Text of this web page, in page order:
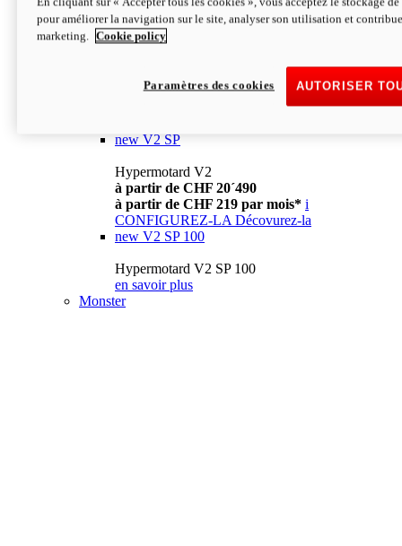
à partir de CHF 13´990 i
CONFIGUREZ-LA Décovurez-la
newV2
à partir de CHF 15´990
à partir de CHF 169 par mois* i
new V2 SP
Hypermotard V2
à partir de CHF 20´490
à partir de CHF 219 par mois* i
CONFIGUREZ-LA Décovurez-la
new V2 SP 100
Hypermotard V2 SP 100
en savoir plus
Monster
pour améliorer la navigation sur le site, analyser son utilisation et
marketing.
Cookie policy
AUTORISER
Paramètres des cookies